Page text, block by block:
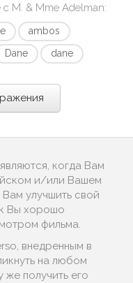
с M. & Mme Adelman:
ambos
Dane dane
когда Вам
и/или Вашем
улучшить свой
Вы хорошо
фильма.
внедренным в
на любом
же получить его